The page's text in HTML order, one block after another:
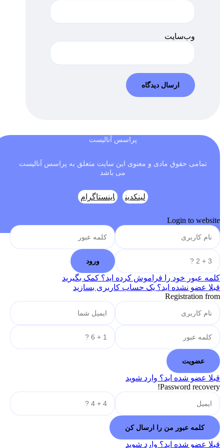
وب‌سایت
پراسس آنالیست
تمامی حقوق مادی و معنوی این سایت متعلق به پراسس آنالیست
می باشد
لینکدین اینستاگرام
Login to website
کلمه عبور خود را فراموش کرده اید؟ کمک بگیرید
قبلا عضو نشده اید؟ یک حساب کاربری بسازید
Registration from
قبلا عضو شده اید؟ وارد شوید
Password recovery!
قبلا عضو شده اید؟ وارد شوید